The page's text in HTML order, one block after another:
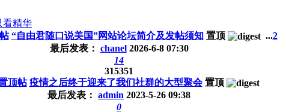
看精华
“自由君随口说美国”网站论坛简介及发帖须知 置顶 ...2
最后发表： chanel 2026-6-8 07:30
14
315351
顶帖 疫情之后终于迎来了我们社群的大型聚会 置顶
最后发表： admin 2023-5-26 09:38
0